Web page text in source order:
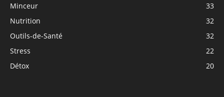
Minceur
33
Nutrition
32
Outils-de-Santé
32
Stress
22
Détox
20